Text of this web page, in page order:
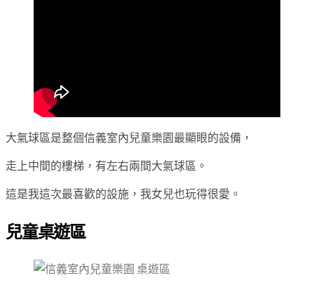
大氣球區是整個信義室內兒童樂園最顯眼的設備，
走上中間的樓梯，有左右兩間大氣球區。
這是我這次最喜歡的設施，我女兒也玩得很愛。
兒童桌遊區